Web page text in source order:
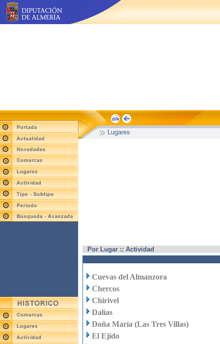
Lugares
Por Lugar :: Actividad
Cuevas del Almanzora
Chercos
Chirivel
Dalías
Doña María (Las Tres Villas)
El Ejido